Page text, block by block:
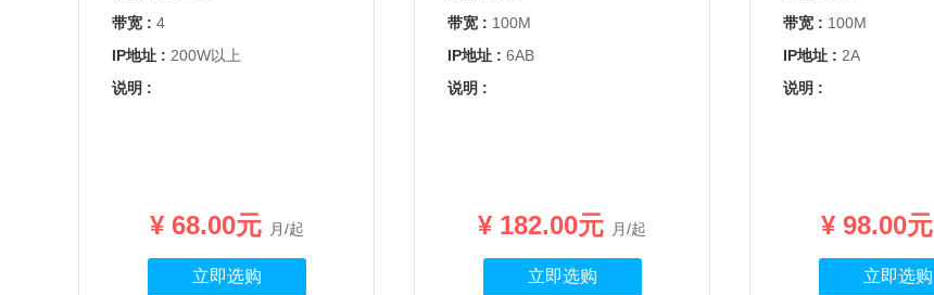
带宽 : 4
IP地址 : 200W以上
说明 :
¥ 68.00元 月/起
立即选购
带宽 : 100M
IP地址 : 6AB
说明 :
¥ 182.00元 月/起
立即选购
带宽 : 100M
IP地址 : 2A
说明 :
¥ 98.00元
立即选购